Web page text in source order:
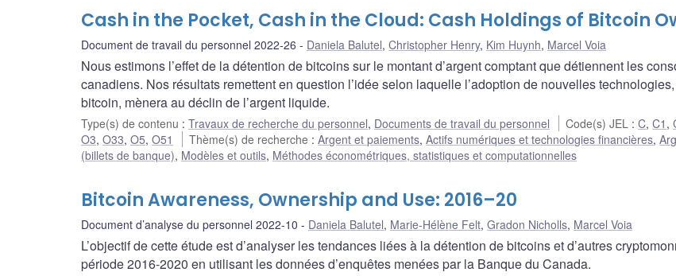
Cash in the Pocket, Cash in the Cloud: Cash Holdings of Bitcoin
Document de travail du personnel 2022-26 Daniela Balutel, Christopher Henry, Kim Huynh, Marcel Voia
Nous estimons l’effet de la détention de bitcoins sur le montant d’argent comptant que détiennent les
canadiens. Nos résultats remettent en question l’idée selon laquelle l’adoption de nouvelles
bitcoin, mènera au déclin de l’argent liquide.
Type(s) de contenu : Travaux de recherche du personnel, Documents de travail du personnel Code(s) JEL :C,C1 ,
O3, O33, O5, O51 Thème(s) de recherche :Argent et paiements,Actifs numériques et technologies financières,
(billets de banque), Modèles et outils, Méthodes économétriques, statistiques et computationnelles
Bitcoin Awareness, Ownership and Use: 2016–20
Document d’analyse du personnel 2022-10 Daniela Balutel, Marie-Hélène Felt, Gradon Nicholls, Marcel Voia
L’objectif de cette étude est d’analyser les tendances liées à la détention de bitcoins et d’autres
période 2016-2020 en utilisant les données d’enquêtes menées par la Banque du Canada.